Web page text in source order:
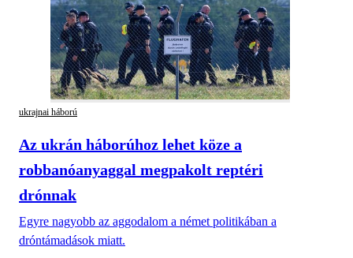
ukrajnai háború
Az ukrán háborúhoz lehet köze a
robbanóanyaggal megpakolt reptéri
drónnak
Egyre nagyobb az aggodalom a német politikában a
dróntámadások miatt.